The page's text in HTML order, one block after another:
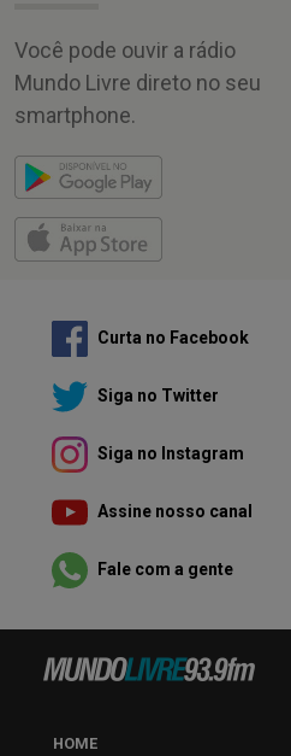
Você pode ouvir a rádio
Mundo Livre direto no seu
smartphone.
Curta no Facebook
Siga no Twitter
Siga no Instagram
Assine nosso canal
Fale com a gente
HOME